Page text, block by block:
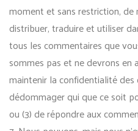
moment et sans restriction, de
distribuer, traduire et utiliser
tous les commentaires que
sommes pas et ne devrons en
maintenir la confidentialité des
dédommager qui que ce soit
ou (3) de répondre aux